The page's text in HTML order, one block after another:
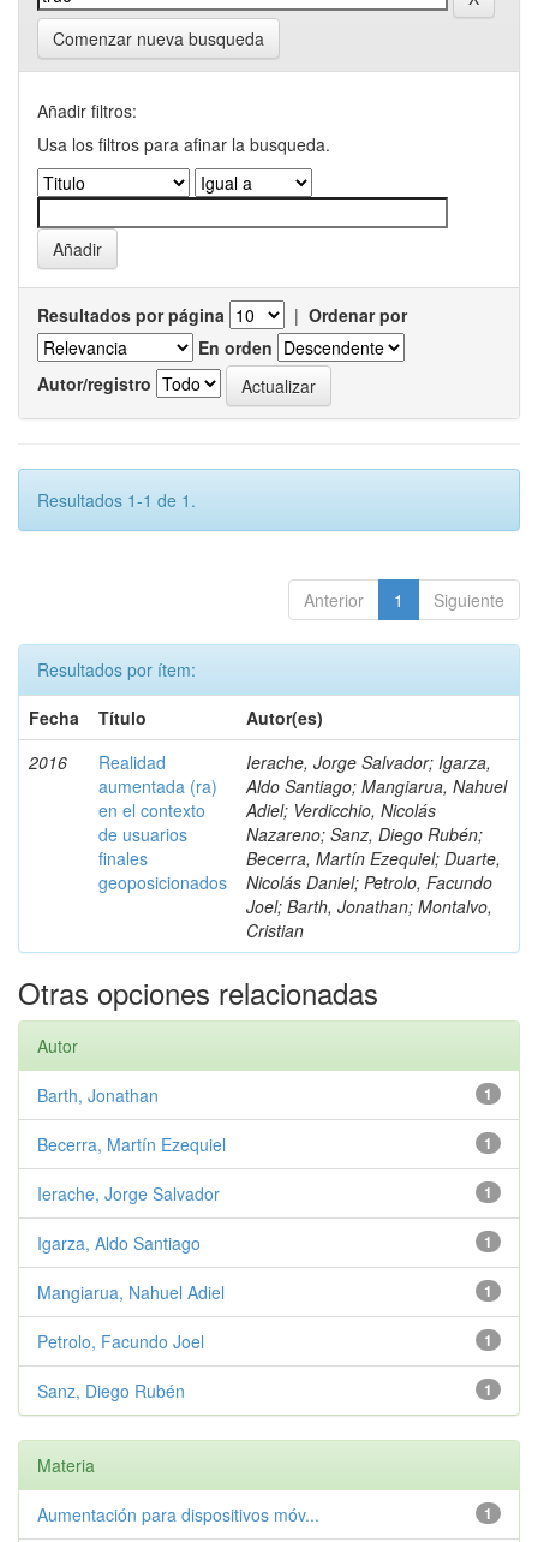
Comenzar nueva busqueda
Añadir filtros:
Usa los filtros para afinar la busqueda.
Resultados por página | Ordenar por
En orden
Autor/registro
Resultados 1-1 de 1.
Anterior 1 Siguiente
Resultados por ítem:
Fecha
Título
Autor(es)
2016
Realidad
aumentada (ra)
en el contexto
de usuarios
finales
geoposicionados
Ierache, Jorge Salvador; Igarza,
Aldo Santiago; Mangiarua, Nahuel
Adiel; Verdicchio, Nicolás
Nazareno; Sanz, Diego Rubén;
Becerra, Martín Ezequiel; Duarte,
Nicolás Daniel; Petrolo, Facundo
Joel; Barth, Jonathan; Montalvo,
Cristian
Otras opciones relacionadas
Autor
1
Barth, Jonathan
1
Becerra, Martín Ezequiel
1
Ierache, Jorge Salvador
1
Igarza, Aldo Santiago
1
Mangiarua, Nahuel Adiel
1
Petrolo, Facundo Joel
1
Sanz, Diego Rubén
Materia
1
Aumentación para dispositivos móv...